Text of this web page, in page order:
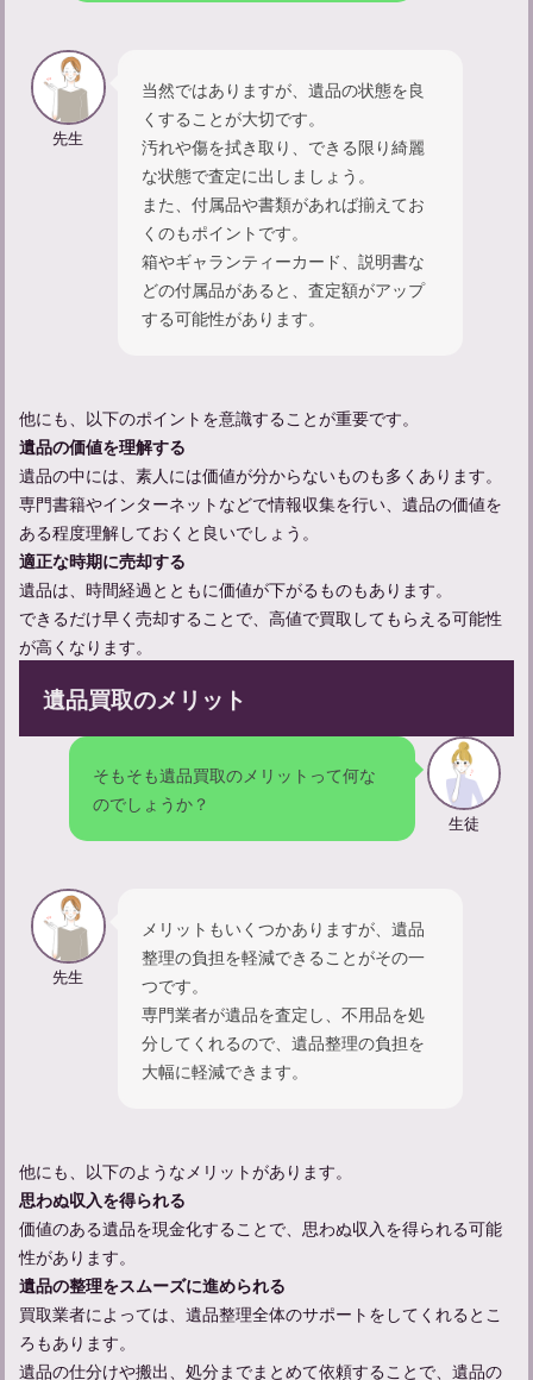
家族葬参列者としてのマナーや服装についてのガイド
適切な遺体管理のポイントと安置場所選び、その重要性とは
精進落としでの献杯の挨拶の仕方：関係性別の例文も紹介
先生
当然ではありますが、遺品の状態を良
くすることが大切です。
汚れや傷を拭き取り、できる限り綺麗
な状態で査定に出しましょう。
また、付属品や書類があれば揃えてお
くのもポイントです。
箱やギャランティーカード、説明書な
どの付属品があると、査定額がアップ
する可能性があります。
他にも、以下のポイントを意識することが重要です。
遺品の価値を理解する
遺品の中には、素人には価値が分からないものも多くあります。
専門書籍やインターネットなどで情報収集を行い、遺品の価値を
ある程度理解しておくと良いでしょう。
適正な時期に売却する
遺品は、時間経過とともに価値が下がるものもあります。
できるだけ早く売却することで、高値で買取してもらえる可能性
が高くなります。
遺品買取のメリット
そもそも遺品買取のメリットって何な
のでしょうか？
生徒
先生
メリットもいくつかありますが、遺品
整理の負担を軽減できることがその一
つです。
専門業者が遺品を査定し、不用品を処
分してくれるので、遺品整理の負担を
大幅に軽減できます。
他にも、以下のようなメリットがあります。
思わぬ収入を得られる
価値のある遺品を現金化することで、思わぬ収入を得られる可能
性があります。
遺品の整理をスムーズに進められる
買取業者によっては、遺品整理全体のサポートをしてくれるとこ
ろもあります。
遺品の仕分けや搬出、処分までまとめて依頼することで、遺品の